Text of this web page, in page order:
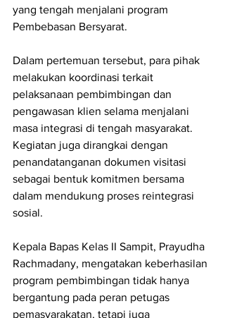
yang tengah menjalani program
Pembebasan Bersyarat.
Dalam pertemuan tersebut, para pihak
melakukan koordinasi terkait
pelaksanaan pembimbingan dan
pengawasan klien selama menjalani
masa integrasi di tengah masyarakat.
Kegiatan juga dirangkai dengan
penandatanganan dokumen visitasi
sebagai bentuk komitmen bersama
dalam mendukung proses reintegrasi
sosial.
Kepala Bapas Kelas II Sampit, Prayudha
Rachmadany, mengatakan keberhasilan
program pembimbingan tidak hanya
bergantung pada peran petugas
pemasyarakatan, tetapi juga